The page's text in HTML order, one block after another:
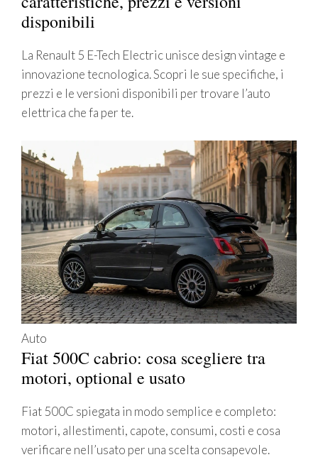
disponibili
La Renault 5 E-Tech Electric unisce design vintage e
innovazione tecnologica. Scopri le sue specifiche, i
prezzi e le versioni disponibili per trovare l’auto
elettrica che fa per te.
Auto
Fiat 500C cabrio: cosa scegliere tra
motori, optional e usato
Fiat 500C spiegata in modo semplice e completo:
motori, allestimenti, capote, consumi, costi e cosa
verificare nell’usato per una scelta consapevole.